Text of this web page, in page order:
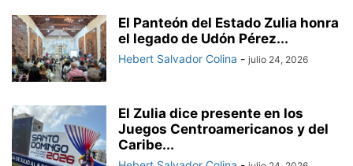
El Panteón del Estado Zulia honra
el legado de Udón Pérez...
Hebert Salvador Colina - julio 24, 2026
El Zulia dice presente en los
Juegos Centroamericanos y del
Caribe...